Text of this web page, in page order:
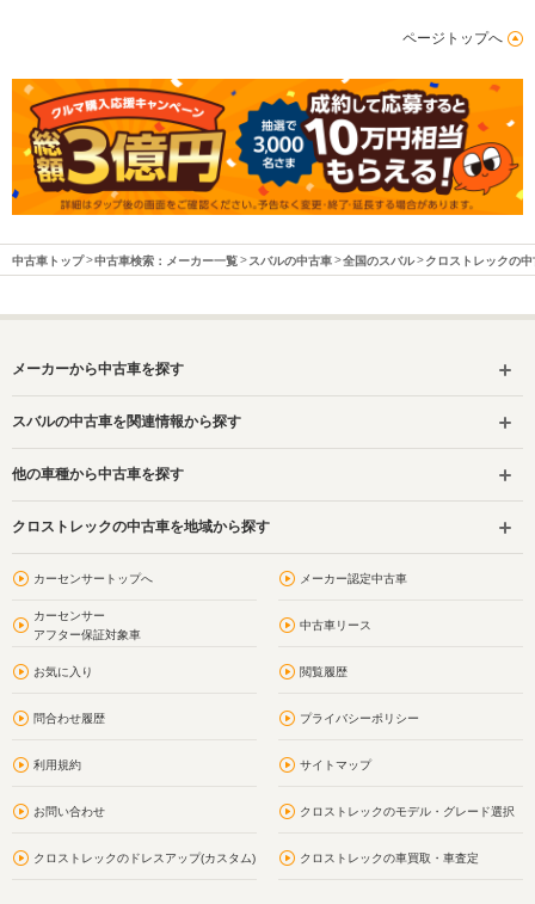
ページトップへ
中古車トップ 中古車検索：メーカー一覧 スバルの中古車 全国のスバル クロストレックの中
メーカーから中古車を探す
スバルの中古車を関連情報から探す
他の車種から中古車を探す
クロストレックの中古車を地域から探す
カーセンサートップへ メーカー認定中古車
カーセンサー
アフター保証対象車
中古車リース
お気に入り 閲覧履歴
問合わせ履歴 プライバシーポリシー
利用規約 サイトマップ
お問い合わせ クロストレックのモデル・グレード選択
クロストレックのドレスアップ(カスタム) クロストレックの車買取・車査定